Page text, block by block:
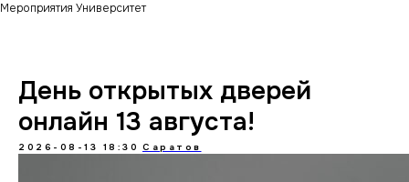
Мероприятия Университет
День открытых дверей
онлайн 13 августа!
2026-08-13 18:30 Саратов